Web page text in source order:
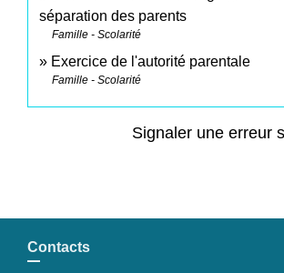
séparation des parents
Famille - Scolarité
Exercice de l'autorité parentale
Famille - Scolarité
Signaler une erreur
Contacts